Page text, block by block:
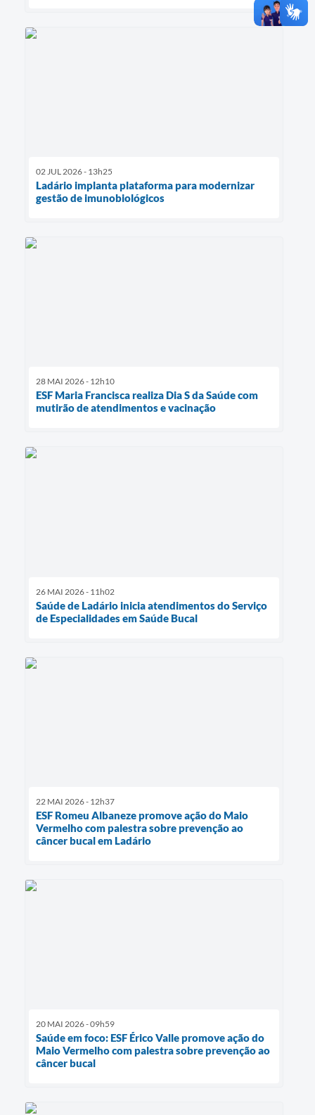
02 JUL 2026 - 13h25
Ladário implanta plataforma para modernizar
gestão de imunobiológicos
28 MAI 2026 - 12h10
ESF Maria Francisca realiza Dia S da Saúde com
mutirão de atendimentos e vacinação
26 MAI 2026 - 11h02
Saúde de Ladário inicia atendimentos do Serviço
de Especialidades em Saúde Bucal
22 MAI 2026 - 12h37
ESF Romeu Albaneze promove ação do Maio
Vermelho com palestra sobre prevenção ao
câncer bucal em Ladário
20 MAI 2026 - 09h59
Saúde em foco: ESF Érico Valle promove ação do
Maio Vermelho com palestra sobre prevenção ao
câncer bucal